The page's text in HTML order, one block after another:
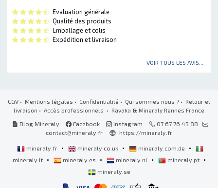
Evaluation générale
Qualité des produits
Emballage et colis
Expédition et livraison
VOIR TOUS LES AVIS...
CGV • Mentions légales • Confidentialité • Qui sommes nous ? • Retour et
livraison • Accès professionnels • Ravaka & Mineraly Rennes France
Blog Mineraly
Facebook Instagram
07 67 76 45 88
contact@mineraly.fr
https://mineraly.fr
mineraly.fr • mineraly.co.uk • mineraly.com.de •
mineraly.it • mineraly.es • mineraly.nl • mineraly.pt •
mineraly.se